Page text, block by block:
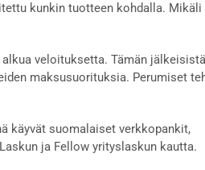
kunkin tuotteen kohdalla. Mikäli
veloituksetta. Tämän jälkeisistä
maksusuorituksia. Perumiset
käyvät suomalaiset verkkopankit,
ja Fellow yrityslaskun kautta.